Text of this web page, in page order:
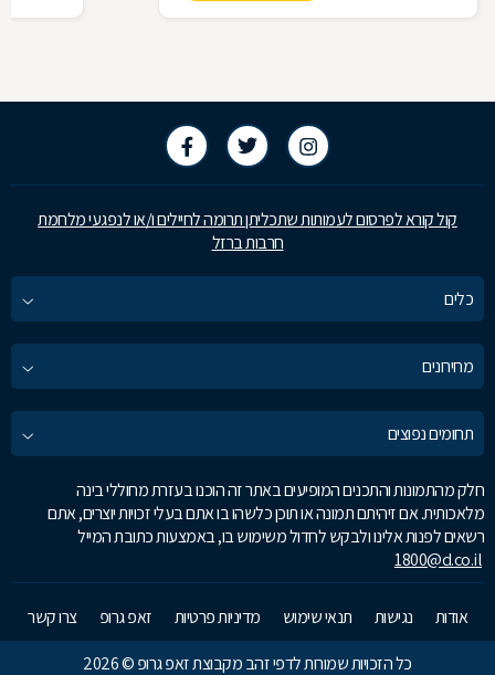
קול קורא לפרסום לעמותות שתכליתן תרומה לחיילים ו/או לנפגעי מלחמת
חרבות ברזל
כלים
מחירונים
תחומים נפוצים
חלק מהתמונות והתכנים המופיעים באתר זה הוכנו בעזרת מחוללי בינה
מלאכותית. אם זיהיתם תמונה או תוכן כלשהו בו אתם בעלי זכויות יוצרים, אתם
רשאים לפנות אלינו ולבקש לחדול משימוש בו, באמצעות כתובת המייל
1800@d.co.il
אודות נגישות תנאי שימוש מדיניות פרטיות זאפ גרופ
צרו קשר
כל הזכויות שמורות לדפי זהב מקבוצת זאפ גרופ © 2026